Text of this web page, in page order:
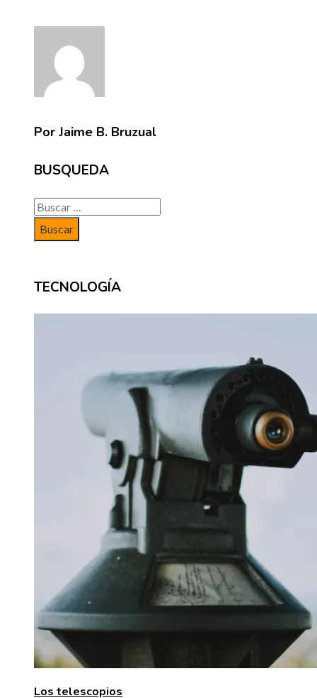
Por Jaime B. Bruzual
BUSQUEDA
Buscar:
TECNOLOGÍA
Los telescopios